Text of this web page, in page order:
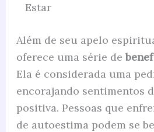
Estar
Além de seu apelo
oferece uma série de
Ela é considerada uma
encorajando sentimentos
positiva. Pessoas que
de autoestima podem se